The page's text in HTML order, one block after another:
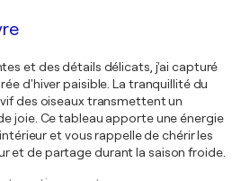
et des détails délicats, j'ai capturé
d'hiver paisible. La tranquillité du
des oiseaux transmettent un
joie. Ce tableau apporte une énergie
et vous rappelle de chérir les
et de partage durant la saison froide.